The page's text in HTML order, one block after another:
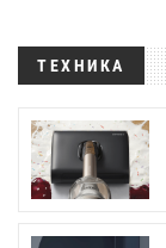
ТЕХНИКА